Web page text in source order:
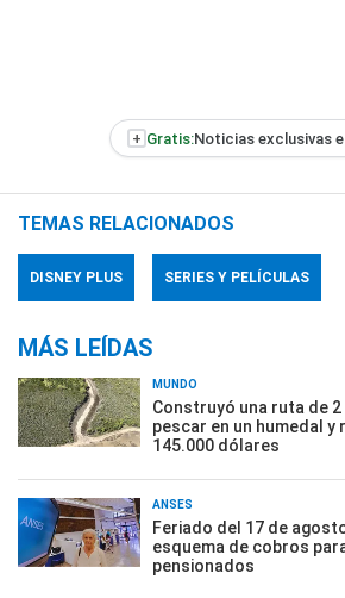
+ Gratis:Noticias exclusivas
TEMAS RELACIONADOS
DISNEY PLUS SERIES Y PELÍCULAS
MÁS LEÍDAS
MUNDO
Construyó una ruta de
pescar en un humedal y
145.000 dólares
ANSES
Feriado del 17 de
esquema de cobros
pensionados